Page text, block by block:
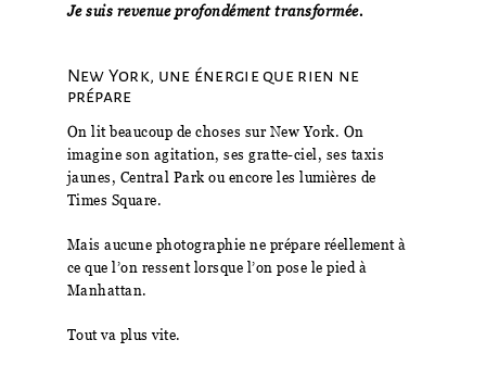
Je suis revenue profondément transformée.
New York, une énergie que rien ne
prépare
On lit beaucoup de choses sur New York. On
imagine son agitation, ses gratte-ciel, ses taxis
jaunes, Central Park ou encore les lumières de
Times Square.
Mais aucune photographie ne prépare réellement à
ce que l’on ressent lorsque l’on pose le pied à
Manhattan.
Tout va plus vite.